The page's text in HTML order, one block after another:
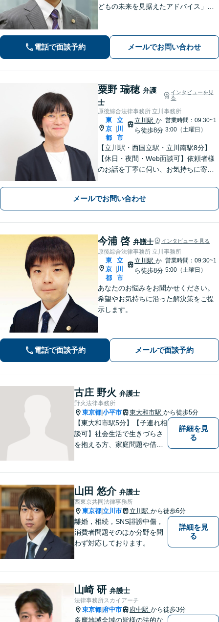
どもの未来を見据えたアドバイス」
ラスメント対策措置をレクチャー。過
労死・過労自殺などの問題にも精通
【府中駅3分】
電話で面談予約 メールでお問い合わせ
粟野 瑞穂 弁護
士
インタビューを見
る
原後綜合法律事務所 立川事務所
東
京
都
立
川
市
立川駅 か
ら徒歩8分
営業時間：09:30~1
3:00（土曜日）
【立川駅・西国立駅・立川南駅8分】
【休日・夜間・Web面談可】依頼者様
のお話を丁寧に伺い、お気持ちに寄り
務まで。難しい法律用語もかみ砕いて
お伝えし、安心できるよう努めます。
メールでお問い合わせ
今浦 啓 弁護士 インタビューを見る
原後綜合法律事務所 立川事務所
東
京
都
立
川
市
立川駅 か
ら徒歩8分
営業時間：09:30~1
5:00（土曜日）
あなたのお悩みをお聞かせください。
希望やお気持ちに沿った解決策をご提
示します。
電話で面談予約 メールで面談予約
古庄 野火 弁護士
野火法律事務所
東京都 小平市 東大和市駅 から徒歩5分
【東大和市駅5分】【子連れ相
談可】社会生活で生きづらさ
を抱える方、家庭問題や借金
談無料】【分割払い可】【法
テラス利用可】
詳細を見
る
山田 悠介 弁護士
西東京共同法律事務所
東京都 立川市 立川駅 から徒歩6分
離婚，相続，SNS誹謗中傷，
消費者問題そのほか分野を問
わず対応しております。
詳細を見
る
山崎 研 弁護士
法律事務所スカイアーチ
東京都 府中市 府中駅 から徒歩3分
多摩地域全域の皆様の法的な